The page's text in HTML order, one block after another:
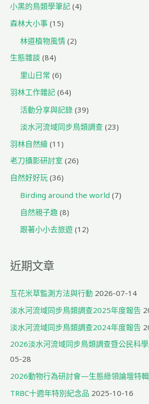
小黑的鳥類學筆記 (4)
森林大小事 (15)
林道植物風情 (2)
生態雜談 (84)
里山日常 (6)
羽林工作雜記 (64)
活動分享與記錄 (39)
淡水河流域同步鳥類調查 (23)
羽林自然繪 (11)
老刀攝影研討室 (26)
自然好好玩 (36)
Birding around the world (7)
自然親子趣 (8)
跟著小小去旅遊 (12)
近期文章
互花米草監測方法與行動 2026-07-14
淡水河流域同步鳥類調查2025年度報告
淡水河流域同步鳥類調查2024年度報告
2026淡水河流域同步鳥類調查暨公民科
05-28
2026動物行為研討會—生態綠領論壇特輯
TRBC十週年特別紀念品 2025-10-16